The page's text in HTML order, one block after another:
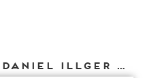
Weitere Texte von Daniel Illger bei DIAPHANES